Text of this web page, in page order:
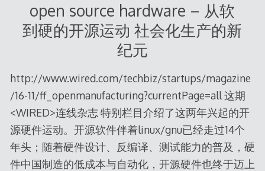
open source hardware – 从软
到硬的开源运动 社会化生产的新
纪元
http://www.wired.com/techbiz/startups/magazine
/16-11/ff_openmanufacturing?currentPage=all 这期
<WIRED>连线杂志 特别栏目介绍了这两年兴起的开
源硬件运动。开源软件伴着linux/gnu已经走过14个
年头；随着硬件设计、反编译、测试能力的普及，硬
件中国制造的低成本与自动化，开源硬件也终于迈上